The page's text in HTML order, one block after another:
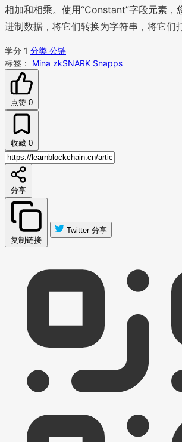
相加和相乘。使用“Constant”字段元素，
进制数据，将它们转换为字符串，将它们
学分 1 分类 公链
标签：
Mina zkSNARK Snapps
点赞 0
收藏 0
分享
复制链接
Twitter 分享